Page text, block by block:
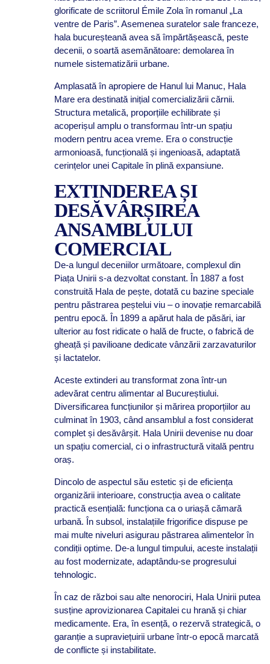
glorificate de scriitorul Émile Zola în romanul „La
ventre de Paris”. Asemenea suratelor sale franceze,
hala bucureșteană avea să împărtășească, peste
decenii, o soartă asemănătoare: demolarea în
numele sistematizării urbane.
Amplasată în apropiere de Hanul lui Manuc, Hala
Mare era destinată inițial comercializării cărnii.
Structura metalică, proporțiile echilibrate și
acoperișul amplu o transformau într-un spațiu
modern pentru acea vreme. Era o construcție
armonioasă, funcțională și ingenioasă, adaptată
cerințelor unei Capitale în plină expansiune.
EXTINDEREA ȘI
DESĂVÂRȘIREA
ANSAMBLULUI
COMERCIAL
De-a lungul deceniilor următoare, complexul din
Piața Unirii s-a dezvoltat constant. În 1887 a fost
construită Hala de pește, dotată cu bazine speciale
pentru păstrarea peștelui viu – o inovație remarcabilă
pentru epocă. În 1899 a apărut hala de păsări, iar
ulterior au fost ridicate o hală de fructe, o fabrică de
gheață și pavilioane dedicate vânzării zarzavaturilor
și lactatelor.
Aceste extinderi au transformat zona într-un
adevărat centru alimentar al Bucureștiului.
Diversificarea funcțiunilor și mărirea proporțiilor au
culminat în 1903, când ansamblul a fost considerat
complet și desăvârșit. Hala Unirii devenise nu doar
un spațiu comercial, ci o infrastructură vitală pentru
oraș.
Dincolo de aspectul său estetic și de eficiența
organizării interioare, construcția avea o calitate
practică esențială: funcționa ca o uriașă cămară
urbană. În subsol, instalațiile frigorifice dispuse pe
mai multe niveluri asigurau păstrarea alimentelor în
condiții optime. De-a lungul timpului, aceste instalații
au fost modernizate, adaptându-se progresului
tehnologic.
În caz de război sau alte nenorociri, Hala Unirii putea
susține aprovizionarea Capitalei cu hrană și chiar
medicamente. Era, în esență, o rezervă strategică, o
garanție a supraviețuirii urbane într-o epocă marcată
de conflicte și instabilitate.